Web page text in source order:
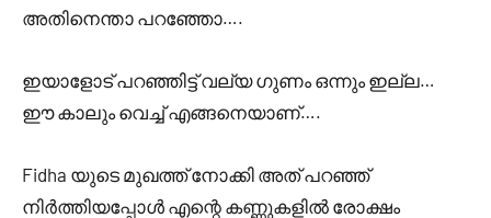
അതിനെന്താ പറഞ്ഞോ….
ഇയാളോട് പറഞ്ഞിട്ട് വല്യ ഗുണം ഒന്നും ഇല്ല…
ഈ കാലും വെച്ച് എങ്ങനെയാണ്….
Fidha യുടെ മുഖത്ത് നോക്കി അത് പറഞ്ഞ്
നിർത്തിയപ്പോൾ എന്റെ കണ്ണുകളിൽ രോക്ഷം